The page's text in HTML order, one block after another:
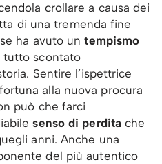
crollare a causa dei
di una tremenda fine
ha avuto untempismo
tutto scontato
Sentire l’ispettrice
alla nuova procura
può che farci
senso di perdita che
anni. Anche una
del più autentico